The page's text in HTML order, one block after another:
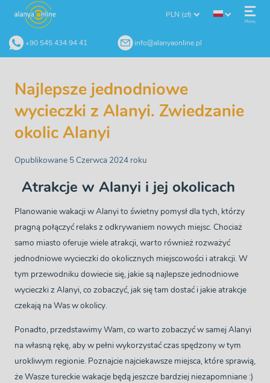
Menu
PLN (zł)
+90 545 434 94 41 info@alanyaonline.pl
Najlepsze jednodniowe
wycieczki z Alanyi. Zwiedzanie
okolic Alanyi
Opublikowane 5 Czerwca 2024 roku
Atrakcje w Alanyi i jej okolicach
Planowanie wakacji w Alanyi to świetny pomysł dla tych, którzy
pragną połączyć relaks z odkrywaniem nowych miejsc. Chociaż
samo miasto oferuje wiele atrakcji, warto również rozważyć
jednodniowe wycieczki do okolicznych miejscowości i atrakcji. W
tym przewodniku dowiecie się, jakie są najlepsze jednodniowe
wycieczki z Alanyi, co zobaczyć, jak się tam dostać i jakie atrakcje
czekają na Was w okolicy.
Ponadto, przedstawimy Wam, co warto zobaczyć w samej Alanyi
na własną rękę, aby w pełni wykorzystać czas spędzony w tym
urokliwym regionie. Poznajcie najciekawsze miejsca, które sprawią,
że Wasze tureckie wakacje będą jeszcze bardziej niezapomniane :)